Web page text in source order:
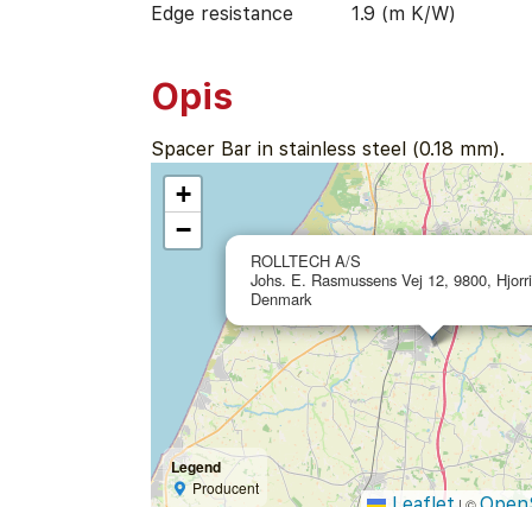
Edge resistance 1.9 (m K/W)
Opis
Spacer Bar in stainless steel (0.18 mm).
ROLLTECH A/S
Johs. E. Rasmussens Vej 12, 9800,
Denmark
+
−
Legend
Producent